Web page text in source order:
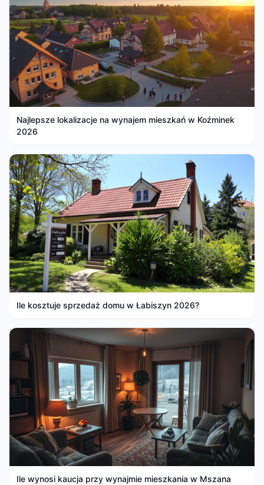
Najlepsze lokalizacje na wynajem mieszkań w Koźminek
2026
Ile kosztuje sprzedaż domu w Łabiszyn 2026?
Ile wynosi kaucja przy wynajmie mieszkania w Mszana